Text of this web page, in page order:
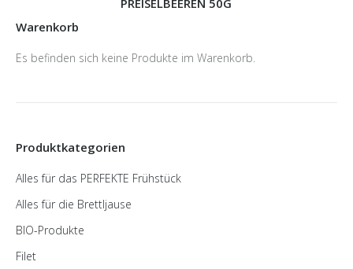
PREISELBEEREN 50G
Warenkorb
Es befinden sich keine Produkte im Warenkorb.
Produktkategorien
Alles für das PERFEKTE Frühstück
Alles für die Brettljause
BIO-Produkte
Filet